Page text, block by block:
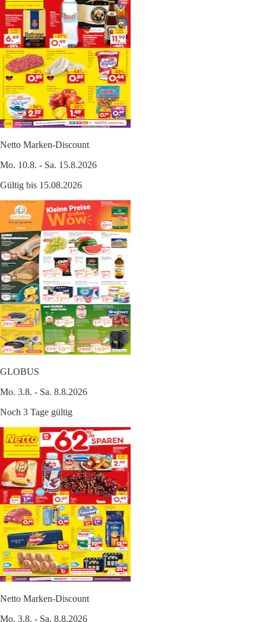
Netto Marken-Discount
Mo. 10.8. - Sa. 15.8.2026
Gültig bis 15.08.2026
GLOBUS
Mo. 3.8. - Sa. 8.8.2026
Noch 3 Tage gültig
Netto Marken-Discount
Mo. 3.8. - Sa. 8.8.2026